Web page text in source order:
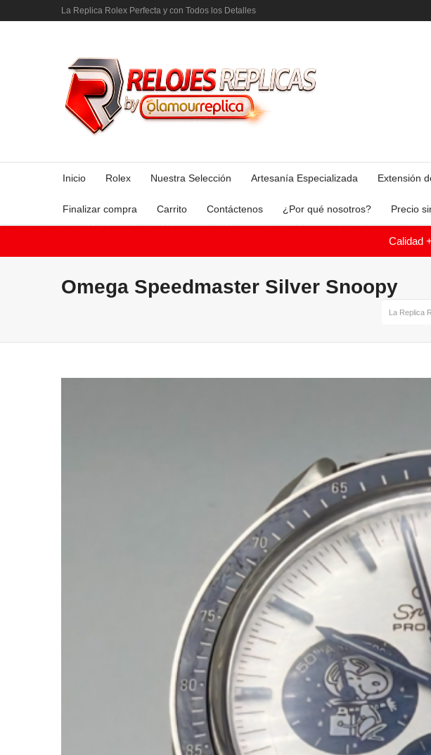
La Replica Rolex Perfecta y con Todos los Detalles
Inicio Rolex Nuestra Selección Artesanía Especializada Extensión
Finalizar compra Carrito Contáctenos ¿Por qué nosotros? Precio
Calidad
Omega Speedmaster Silver Snoopy
La Replica